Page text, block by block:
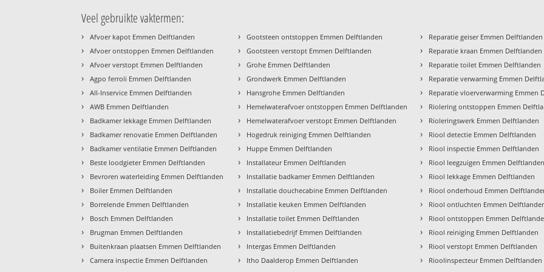
Veel gebruikte vaktermen:
› Afvoer kapot Emmen Delftlanden
› Afvoer ontstoppen Emmen Delftlanden
› Afvoer verstopt Emmen Delftlanden
› Agpo ferroli Emmen Delftlanden
› All-Inservice Emmen Delftlanden
› AWB Emmen Delftlanden
› Badkamer lekkage Emmen Delftlanden
› Badkamer renovatie Emmen Delftlanden
› Badkamer ventilatie Emmen Delftlanden
› Beste loodgieter Emmen Delftlanden
› Bevroren waterleiding Emmen Delftlanden
› Boiler Emmen Delftlanden
› Borrelende Emmen Delftlanden
› Bosch Emmen Delftlanden
› Brugman Emmen Delftlanden
› Buitenkraan plaatsen Emmen Delftlanden
› Camera inspectie Emmen Delftlanden
› Gootsteen ontstoppen Emmen Delftlanden
› Gootsteen verstopt Emmen Delftlanden
› Grohe Emmen Delftlanden
› Grondwerk Emmen Delftlanden
› Hansgrohe Emmen Delftlanden
› Hemelwaterafvoer ontstoppen Emmen Delftlanden
› Hemelwaterafvoer verstopt Emmen Delftlanden
› Hogedruk reiniging Emmen Delftlanden
› Huppe Emmen Delftlanden
› Installateur Emmen Delftlanden
› Installatie badkamer Emmen Delftlanden
› Installatie douchecabine Emmen Delftlanden
› Installatie keuken Emmen Delftlanden
› Installatie toilet Emmen Delftlanden
› Installatiebedrijf Emmen Delftlanden
› Intergas Emmen Delftlanden
› Itho Daalderop Emmen Delftlanden
› Reparatie geiser Emmen Delftlanden
› Reparatie kraan Emmen Delftlanden
› Reparatie toilet Emmen Delftlanden
› Reparatie verwarming Emmen
› Reparatie vloerverwarming Emmen
› Riolering ontstoppen Emmen
› Rioleringswerk Emmen Delftlanden
› Riool detectie Emmen Delftlanden
› Riool inspectie Emmen Delftlanden
› Riool leegzuigen Emmen Delftlanden
› Riool lekkage Emmen Delftlanden
› Riool onderhoud Emmen
› Riool ontluchten Emmen
› Riool ontstoppen Emmen
› Riool reiniging Emmen Delftlanden
› Riool verstopt Emmen Delftlanden
› Rioolinspecteur Emmen Delftlanden